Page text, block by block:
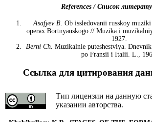
References / Список
Asafyev B. Ob issledovanii russkoy
operax Bortnyanskogo // Muzika i
1927.
Berni Ch. Muzikalnie puteshestviya. Dnevnik
po Fransii i Italii. L.,
Ссылка для цитирования
Тип лицензии на данную
указании авторства.